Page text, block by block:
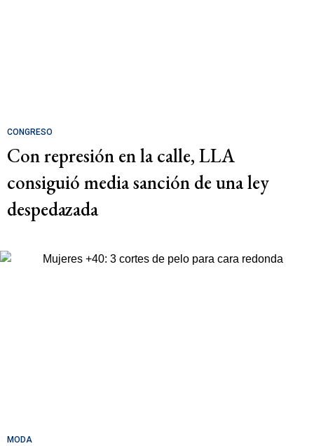
CONGRESO
Con represión en la calle, LLA
consiguió media sanción de una ley
despedazada
MODA